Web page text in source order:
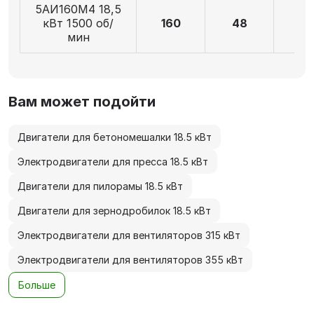
5АИ160M4 18,5
кВт 1500 об/
мин
160 48
Вам может подойти
Двигатели для бетономешалки 18.5 кВт
Электродвигатели для пресса 18.5 кВт
Двигатели для пилорамы 18.5 кВт
Двигатели для зернодробилок 18.5 кВт
Электродвигатели для вентиляторов 315 кВт
Электродвигатели для вентиляторов 355 кВт
Больше